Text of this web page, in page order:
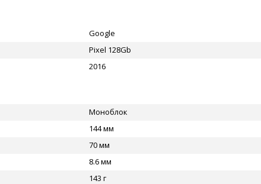
Google
Pixel 128Gb
2016
Моноблок
144 мм
70 мм
8.6 мм
143 г